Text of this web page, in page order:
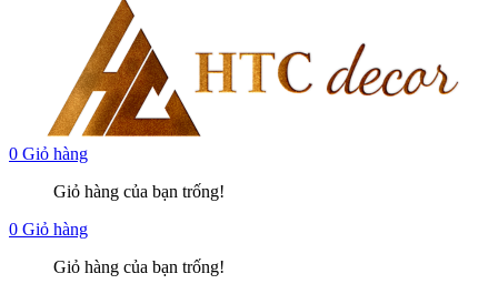
0 Giỏ hàng
Giỏ hàng của bạn trống!
0 Giỏ hàng
Giỏ hàng của bạn trống!